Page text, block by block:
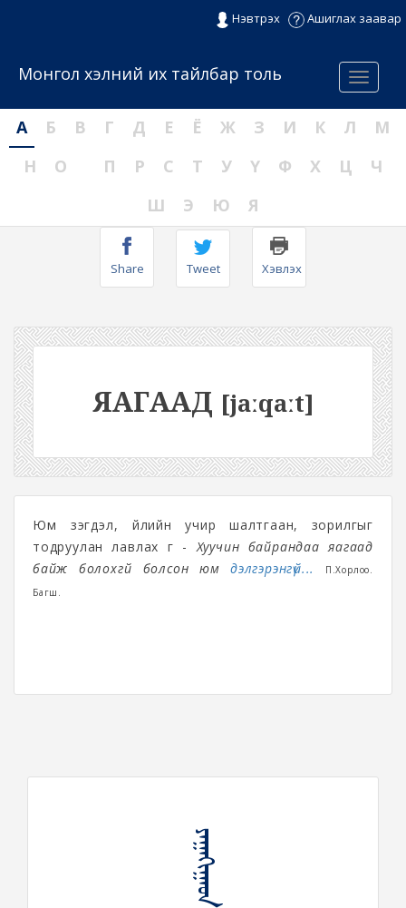
Нэвтрэх Ашиглах заавар
Menu
Монгол хэлний их тайлбар толь
А Б В Г Д Е Ё Ж З И К Л
М
Н
О П Р С Т У Ү Ф Х Ц
Ч
Ш
Э Ю Я
Share Tweet Хэвлэх
ЯАГААД [jaːqaːt]
Юм үзэгдэл, үйлийн учир шалтгаан, зорилгыг
тодруулан лавлах үг -Хуучин байрандаа яагаад
байж болохгүй болсон юмдэлгэрэнгүй...
П.Хорлоо.
Багш.
ᠶᠠᠭᠠᠬᠢᠭᠠᠳ